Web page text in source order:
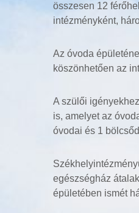
összesen 12
intézményként,
Az óvoda
köszönhetően az
A szülői
is, amelyet az
óvodai és 1
egészségház
épületében ismét